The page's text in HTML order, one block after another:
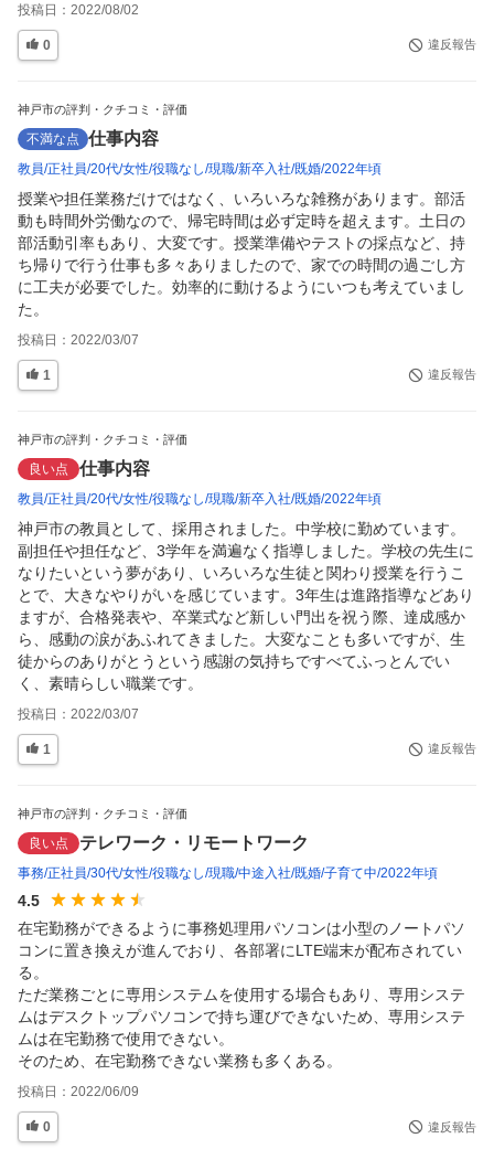
投稿日： 2022/08/02
0 違反報告
神戸市の評判・クチコミ・評価
不満な点 仕事内容
教員 正社員 20代 女性 役職なし 現職 新卒入社 既婚 2022年頃
授業や担任業務だけではなく、いろいろな雑務があります。部活
動も時間外労働なので、帰宅時間は必ず定時を超えます。土日の
部活動引率もあり、大変です。授業準備やテストの採点など、持
ち帰りで行う仕事も多々ありましたので、家での時間の過ごし方
に工夫が必要でした。効率的に動けるようにいつも考えていまし
た。
投稿日： 2022/03/07
1 違反報告
神戸市の評判・クチコミ・評価
良い点 仕事内容
教員 正社員 20代 女性 役職なし 現職 新卒入社 既婚 2022年頃
神戸市の教員として、採用されました。中学校に勤めています。
副担任や担任など、3学年を満遍なく指導しました。学校の先生に
なりたいという夢があり、いろいろな生徒と関わり授業を行うこ
とで、大きなやりがいを感じています。3年生は進路指導などあり
ますが、合格発表や、卒業式など新しい門出を祝う際、達成感か
ら、感動の涙があふれてきました。大変なことも多いですが、生
徒からのありがとうという感謝の気持ちですべてふっとんでい
く、素晴らしい職業です。
投稿日： 2022/03/07
1 違反報告
神戸市の評判・クチコミ・評価
良い点 テレワーク・リモートワーク
事務 正社員 30代 女性 役職なし 現職 中途入社 既婚 子育て中 2022年頃
4.5
在宅勤務ができるように事務処理用パソコンは小型のノートパソ
コンに置き換えが進んでおり、各部署にLTE端末が配布されてい
る。
ただ業務ごとに専用システムを使用する場合もあり、専用システ
ムはデスクトップパソコンで持ち運びできないため、専用システ
ムは在宅勤務で使用できない。
そのため、在宅勤務できない業務も多くある。
投稿日： 2022/06/09
0 違反報告